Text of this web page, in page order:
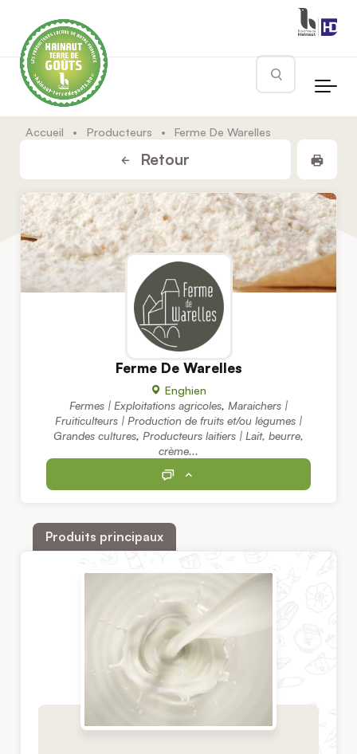
Rechercher
Accueil • Producteurs • Ferme De Warelles
Retour
Ferme De Warelles
Enghien
Fermes | Exploitations agricoles, Maraichers |
Fruiticulteurs | Production de fruits et/ou légumes |
Grandes cultures, Producteurs laitiers | Lait, beurre,
crème...
Produits principaux